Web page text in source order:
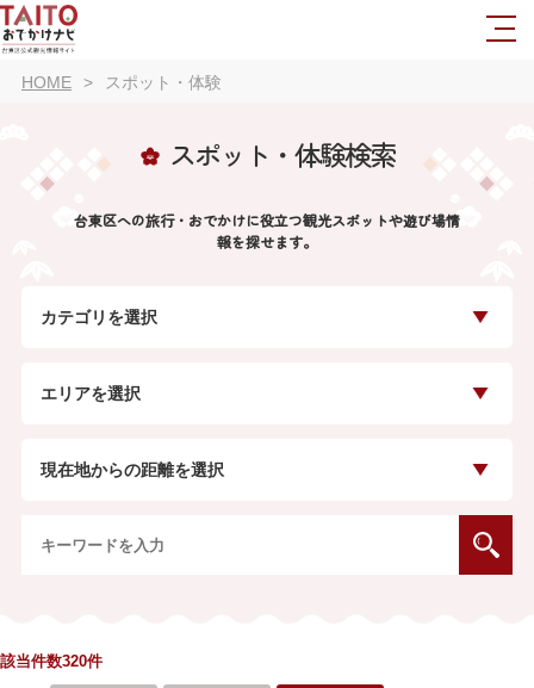
HOME スポット・体験
スポット・体験検索
台東区への旅行・おでかけに役立つ観光スポットや遊び場情
報を探せます。
カテゴリを選択
エリアを選択
現在地からの距離を選択
該当件数320件